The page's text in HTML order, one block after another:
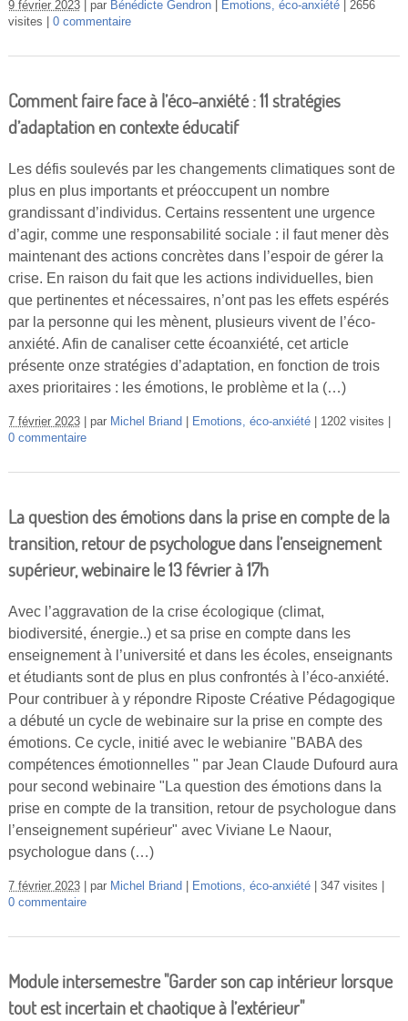
9 février 2023 par Bénédicte Gendron Emotions, éco-anxiété
2656
visites
0 commentaire
Comment faire face à l’éco-anxiété : 11 stratégies
d’adaptation en contexte éducatif
Les défis soulevés par les changements climatiques sont de
plus en plus importants et préoccupent un nombre
grandissant d’individus. Certains ressentent une urgence
d’agir, comme une responsabilité sociale : il faut mener dès
maintenant des actions concrètes dans l’espoir de gérer la
crise. En raison du fait que les actions individuelles, bien
que pertinentes et nécessaires, n’ont pas les effets espérés
par la personne qui les mènent, plusieurs vivent de l’éco-
anxiété. Afin de canaliser cette écoanxiété, cet article
présente onze stratégies d’adaptation, en fonction de trois
axes prioritaires : les émotions, le problème et la (…)
7 février 2023 par Michel Briand Emotions, éco-anxiété
1202 visites
0 commentaire
La question des émotions dans la prise en compte de la
transition, retour de psychologue dans l’enseignement
supérieur, webinaire le 13 février à 17h
Avec l’aggravation de la crise écologique (climat,
biodiversité, énergie..) et sa prise en compte dans les
enseignement à l’université et dans les écoles, enseignants
et étudiants sont de plus en plus confrontés à l’éco-anxiété.
Pour contribuer à y répondre Riposte Créative Pédagogique
a débuté un cycle de webinaire sur la prise en compte des
émotions. Ce cycle, initié avec le webianire "BABA des
compétences émotionnelles " par Jean Claude Dufourd aura
pour second webinaire "La question des émotions dans la
prise en compte de la transition, retour de psychologue dans
l’enseignement supérieur" avec Viviane Le Naour,
psychologue dans (…)
7 février 2023 par Michel Briand Emotions, éco-anxiété
347 visites
0 commentaire
Module intersemestre "Garder son cap intérieur lorsque
tout est incertain et chaotique à l’extérieur"